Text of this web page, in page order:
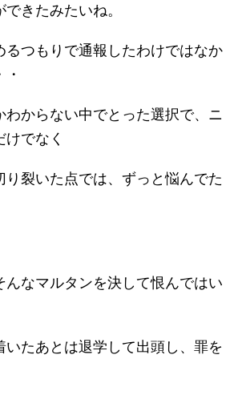
きたみたいね。
るつもりで通報したわけではなか
わからない中でとった選択で、ニ
でなく
り裂いた点では、ずっと悩んでた
んなマルタンを決して恨んではい
いたあとは退学して出頭し、罪を